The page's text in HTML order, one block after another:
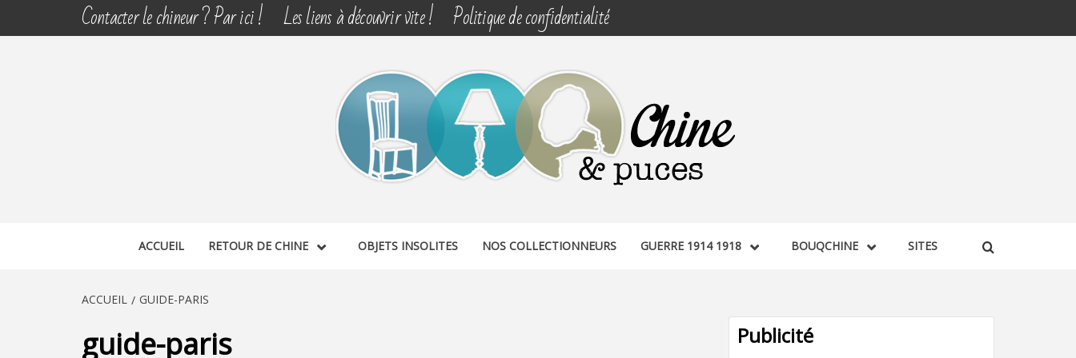
Contacter le chineur ? Par ici ! Les liens à découvrir vite ! Politique de confidentialité
CHINE & PUCES
ACCUEIL RETOUR DE CHINE OBJETS INSOLITES NOS COLLECTIONNEURS GUERRE 1914 1918 BOUQCHINE SITES
ACCUEIL GUIDE-PARIS
guide-paris Publicité